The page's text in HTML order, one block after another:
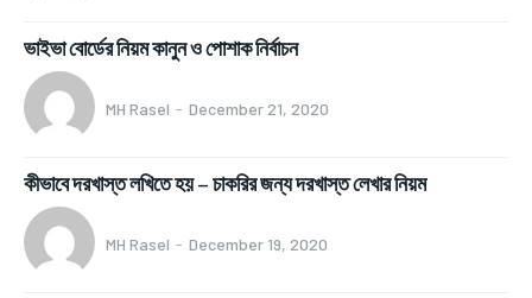
ভাইভা বোর্ডের নিয়ম কানুন ও পোশাক নির্বাচন
MH Rasel - December 21, 2020
কীভাবে দরখাস্ত লখিতে হয় – চাকরির জন্য দরখাস্ত লেখার নিয়ম
MH Rasel - December 19, 2020